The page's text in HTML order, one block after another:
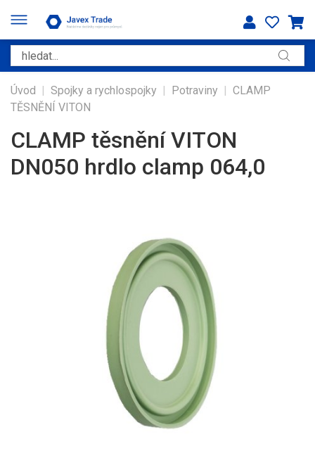
Úvod | Spojky a rychlospojky | Potraviny | CLAMP
TĚSNĚNÍ VITON
CLAMP těsnění VITON
DN050 hrdlo clamp 064,0